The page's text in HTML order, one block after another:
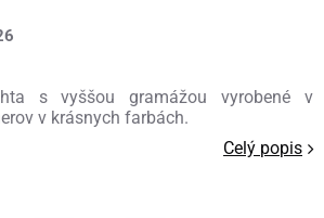
s vyššou gramážou vyrobené v
v krásnych farbách.
Celý popis